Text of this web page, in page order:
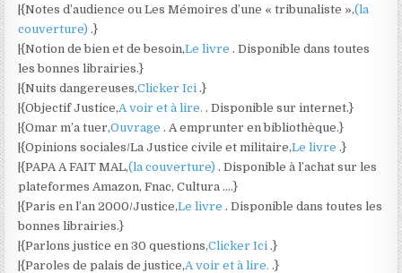
|{Notes d’audience ou Les Mémoires d’une « tribunaliste »,(la
couverture).}
|{Notion de bien et de besoin,Le livre. Disponible dans toutes
les bonnes librairies.}
|{Nuits dangereuses,Clicker Ici.}
|{Objectif Justice,A voir et à lire.. Disponible sur internet.}
|{Omar m’a tuer,Ouvrage. A emprunter en bibliothèque.}
|{Opinions sociales/La Justice civile et militaire,Le livre.}
|{PAPA A FAIT MAL,(la couverture). Disponible à l’achat sur les
plateformes Amazon, Fnac, Cultura ….}
|{Paris en l’an 2000/Justice,Le livre. Disponible dans toutes les
bonnes librairies.}
|{Parlons justice en 30 questions,Clicker Ici.}
|{Paroles de palais de justice,A voir et à lire..}